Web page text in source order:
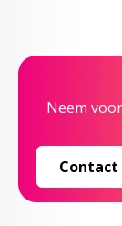
Neem
Contact